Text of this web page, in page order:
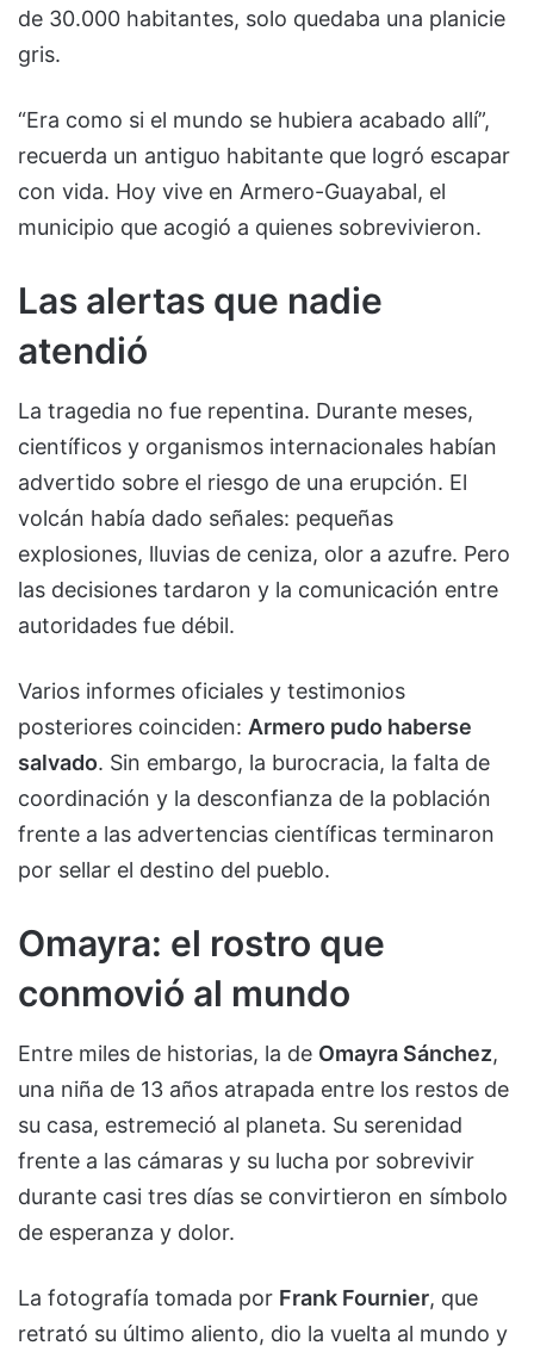
de 30.000 habitantes, solo quedaba una planicie
gris.
“Era como si el mundo se hubiera acabado allí”,
recuerda un antiguo habitante que logró escapar
con vida. Hoy vive en Armero-Guayabal, el
municipio que acogió a quienes sobrevivieron.
Las alertas que nadie
atendió
La tragedia no fue repentina. Durante meses,
científicos y organismos internacionales habían
advertido sobre el riesgo de una erupción. El
volcán había dado señales: pequeñas
explosiones, lluvias de ceniza, olor a azufre. Pero
las decisiones tardaron y la comunicación entre
autoridades fue débil.
Varios informes oficiales y testimonios
posteriores coinciden: Armero pudo haberse
salvado. Sin embargo, la burocracia, la falta de
coordinación y la desconfianza de la población
frente a las advertencias científicas terminaron
por sellar el destino del pueblo.
Omayra: el rostro que
conmovió al mundo
Entre miles de historias, la de Omayra Sánchez,
una niña de 13 años atrapada entre los restos de
su casa, estremeció al planeta. Su serenidad
frente a las cámaras y su lucha por sobrevivir
durante casi tres días se convirtieron en símbolo
de esperanza y dolor.
La fotografía tomada por Frank Fournier, que
retrató su último aliento, dio la vuelta al mundo y